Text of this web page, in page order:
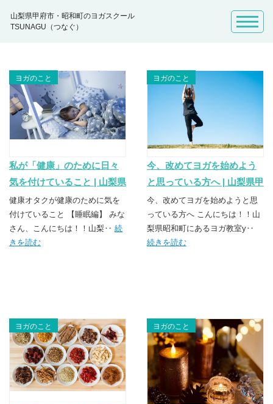
山梨県甲府市・昭和町のヨガスクール
TSUNAGU（つなぐ）
ヨガのこと
私が「健康」のために日々
気を付けていること | 山梨県
甲府市・昭和町のヨガスク
ール TSUNAGU（つなぐ）
健康オタクが健康のために気を
付けていること 【睡眠編】 みな
さん、こんにちは！！山梨‥ 続
きを読む
ヨガのこと
今、改めてヨガを始めよう
と思っている方へ | 山梨県甲
府市・昭和町のヨガスクー
ル TSUNAGU（つなぐ）
今、改めてヨガを始めようと思
っている方へ こんにちは！！山
梨県昭和町にあるヨガ教室y‥
続きを読む
ヨガのこと ヨガのこと